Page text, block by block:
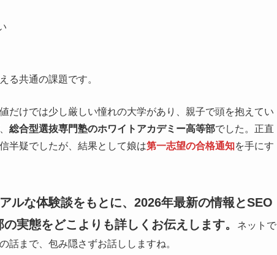
る共通の課題です。
だけでは少し厳しい憧れの大学があり、親子で頭を抱えてい
総合型選抜専門塾のホワイトアカデミー高等部でした。正直
半疑でしたが、結果として娘は第一志望の合格通知を手にす
ルな体験談をもとに、2026年最新の情報とSEO
実態をどこよりも詳しくお伝えします。
ネットで
話まで、包み隠さずお話ししますね。